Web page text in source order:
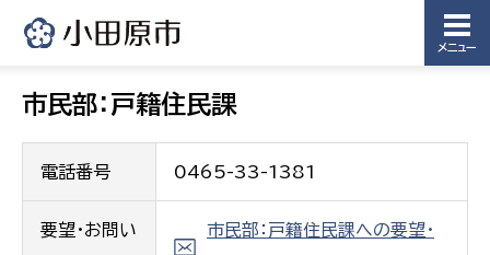
メニュー
市民部：戸籍住民課
電話番号 0465-33-1381
要望・お問い
市民部：戸籍住民課への要望・